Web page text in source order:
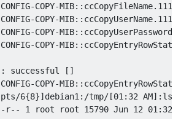
CONFIG-COPY-
CONFIG-COPY-
CONFIG-COPY-
CONFIG-COPY-
successful []
CONFIG-COPY-
6{8}]debian1:/tmp/[01:32